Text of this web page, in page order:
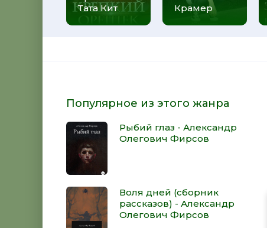
Тата Кит
Крамер
Популярное из этого жанра
Рыбий глаз - Александр
Олегович Фирсов
Воля дней (сборник
рассказов) - Александр
Олегович Фирсов